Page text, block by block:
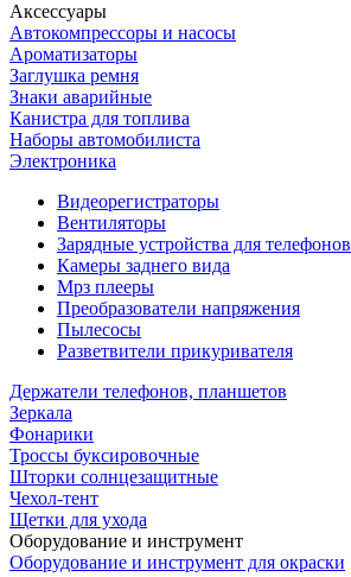
Аксессуары
Автокомпрессоры и насосы
Ароматизаторы
Заглушка ремня
Знаки аварийные
Канистра для топлива
Наборы автомобилиста
Электроника
Видеорегистраторы
Вентиляторы
Зарядные устройства для телефонов
Камеры заднего вида
Мрз плееры
Преобразователи напряжения
Пылесосы
Разветвители прикуривателя
Держатели телефонов, планшетов
Зеркала
Фонарики
Троссы буксировочные
Шторки солнцезащитные
Чехол-тент
Щетки для ухода
Оборудование и инструмент
Оборудование и инструмент для окраски